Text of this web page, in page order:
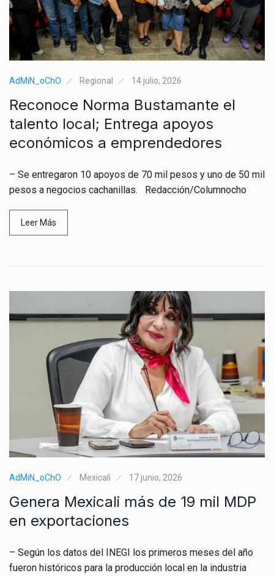
AdMiN_oChO Regional 14 julio, 2026
Reconoce Norma Bustamante el
talento local; Entrega apoyos
económicos a emprendedores
– Se entregaron 10 apoyos de 70 mil pesos y uno de 50 mil
pesos a negocios cachanillas. Redacción/Columnocho
Leer Más
AdMiN_oChO Mexicali 17 junio, 2026
Genera Mexicali más de 19 mil MDP
en exportaciones
– Según los datos del INEGI los primeros meses del año
fueron históricos para la producción local en la industria